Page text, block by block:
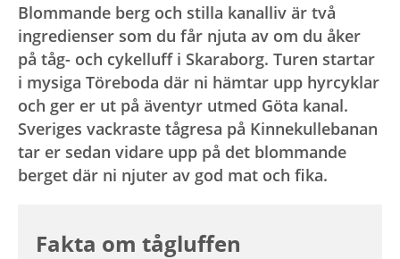
Blommande berg och stilla kanalliv är två
ingredienser som du får njuta av om du åker
på tåg- och cykelluff i Skaraborg. Turen startar
i mysiga Töreboda där ni hämtar upp hyrcyklar
och ger er ut på äventyr utmed Göta kanal.
Sveriges vackraste tågresa på Kinnekullebanan
tar er sedan vidare upp på det blommande
berget där ni njuter av god mat och fika.
Fakta om tågluffen